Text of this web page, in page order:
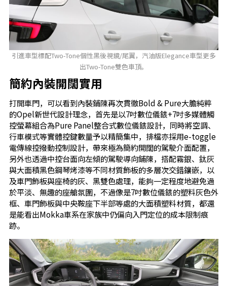
引進車型標配Two-Tone個性黑後視鏡/尾翼，汽油版Elegance車型更多
出Two-Tone雙色車頂。
簡約內裝開闊實用
打開車門，可以看到內裝鋪陳再次貫徹Bold & Pure大膽純粹
的Opel新世代設計理念，首先是以7吋數位儀錶+7吋多媒體觸
控螢幕組合為Pure Panel整合式數位儀錶設計，同時將空調、
行車模式等實體控鍵數量予以精簡集中，排檔亦採用e-toggle
電傳線控撥動控制設計，帶來極為簡約開闊的駕駛介面配置，
另外也透過中控台面向左傾的駕駛導向鋪陳，搭配霧銀、鈦灰
與大面積黑色鋼琴烤漆等不同材質飾板的多層次交錯鑲嵌，以
及車門飾板與座椅的灰、黑雙色處理，能夠一定程度地避免過
於平淡、無趣的座艙氛圍，不過像是7吋數位儀錶的塑料灰色外
框、車門飾板與中央鞍座下半部等處的大面積塑料材質，都還
是能看出Mokka車系在家族中仍偏向入門定位的成本限制痕
跡。